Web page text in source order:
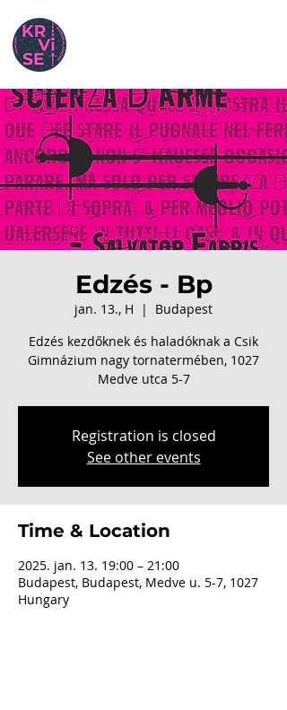
Edzés - Bp
jan. 13., H
  |
Budapest
Edzés kezdőknek és haladóknak a Csik
Gimnázium nagy tornatermében, 1027
Medve utca 5-7
Registration is closed
See other events
Time & Location
2025. jan. 13. 19:00 – 21:00
Budapest, Budapest, Medve u. 5-7, 1027
Hungary